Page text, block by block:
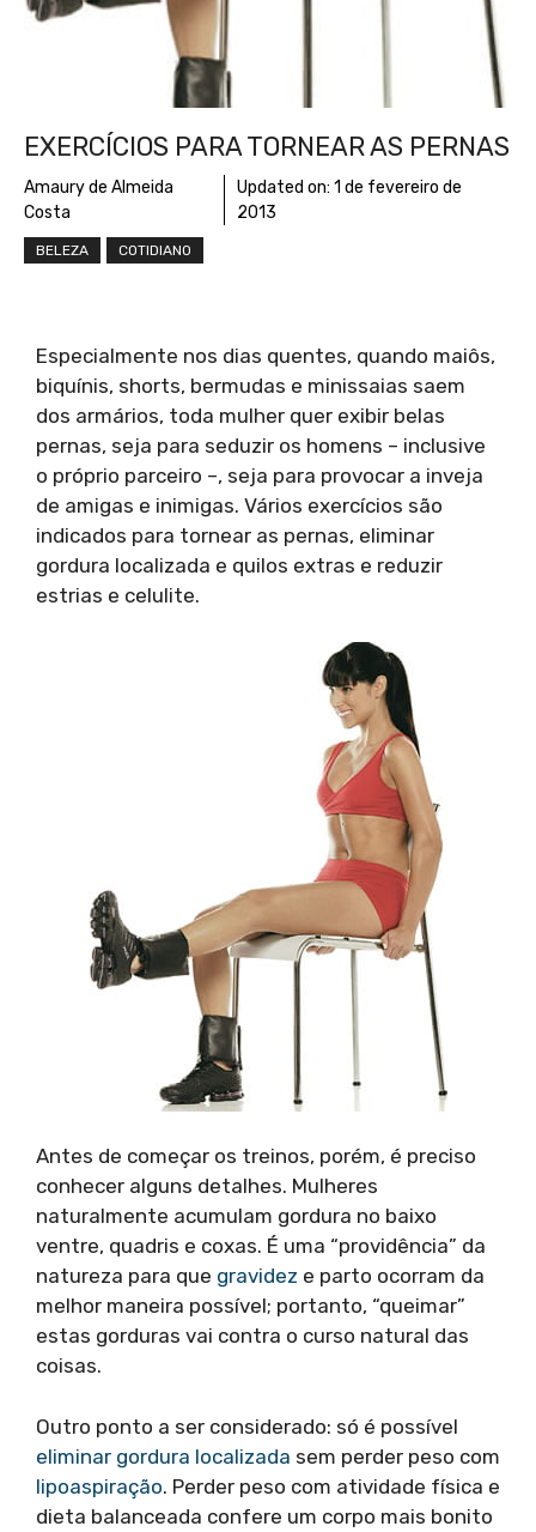
EXERCÍCIOS PARA TORNEAR AS PERNAS
Amaury de Almeida
Costa
Updated on: 1 de fevereiro de
2013
BELEZA COTIDIANO
Especialmente nos dias quentes, quando maiôs,
biquínis, shorts, bermudas e minissaias saem
dos armários, toda mulher quer exibir belas
pernas, seja para seduzir os homens – inclusive
o próprio parceiro –, seja para provocar a inveja
de amigas e inimigas. Vários exercícios são
indicados para tornear as pernas, eliminar
gordura localizada e quilos extras e reduzir
estrias e celulite.
Antes de começar os treinos, porém, é preciso
conhecer alguns detalhes. Mulheres
naturalmente acumulam gordura no baixo
ventre, quadris e coxas. É uma “providência” da
natureza para que gravidez e parto ocorram da
melhor maneira possível; portanto, “queimar”
estas gorduras vai contra o curso natural das
coisas.
Outro ponto a ser considerado: só é possível
eliminar gordura localizada sem perder peso com
lipoaspiração. Perder peso com atividade física e
dieta balanceada confere um corpo mais bonito